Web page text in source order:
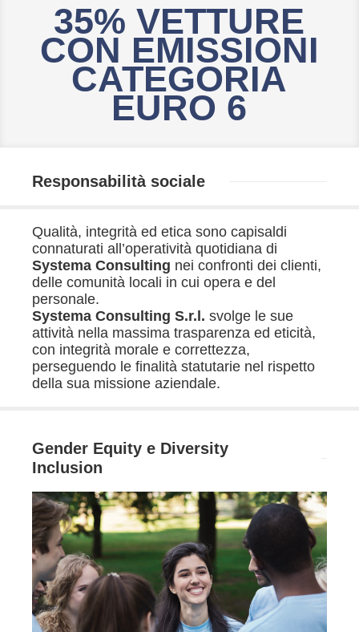
35% VETTURE
CON EMISSIONI
CATEGORIA
EURO 6
Responsabilità sociale
Qualità, integrità ed etica sono capisaldi
connaturati all’operatività quotidiana di
Systema Consulting nei confronti dei clienti,
delle comunità locali in cui opera e del
personale.
Systema Consulting S.r.l. svolge le sue
attività nella massima trasparenza ed eticità,
con integrità morale e correttezza,
perseguendo le finalità statutarie nel rispetto
della sua missione aziendale.
Gender Equity e Diversity
Inclusion